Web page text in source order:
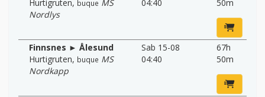
Hurtigruten, buque MS
Nordlys
04:40
50m
Finnsnes ► Ålesund
Hurtigruten, buque MS
Nordkapp
Sab 15-08
04:40
67h
50m